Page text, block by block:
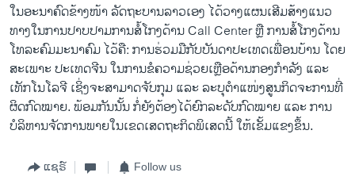
ໃນອະນາຄົດຂ້າງໜ້າ ລັດຖະບານລາວເອງ ໄດ້ວາງແຜນເສີມສ້າງແນວ
ທາງໃນການປາບປາມການສໍ້ໂກງດ້ານ Call Center ຫຼື ການສໍ້ໂກງດ້ານ
ໂທລະຄົມມະນາຄົມ ໄວ້ຄື: ການຮ່ວມມືກັບບັນດາປະເທດເພື່ອນບ້ານ ໂດຍ
ສະເພາະ ປະເທດຈີນ ໃນການຂໍຄວາມຊ່ວຍເຫຼືອດ້ານກອງກຳລັງ ແລະ
ເທັກໂນໂລຈີ ເຊິ່ງຈະສາມາດຈັບກຸມ ແລະ ລະບຸຕຳແໜ່ງສູນກິດຈະການທີ່
ຜິດກົດໝາຍ. ພ້ອມກັນນັ້ນ ກໍ່ຍັງຕ້ອງໄດ້ຍົກລະດັບກົດໝາຍ ແລະ ການ
ບໍລິຫານຈັດການພາຍໃນເຂດເສດຖະກິດພິເສດນີ້ ໃຫ້ເຂັ້ມແຂງຂຶ້ນ.
ແຊຣ໌ Follow us